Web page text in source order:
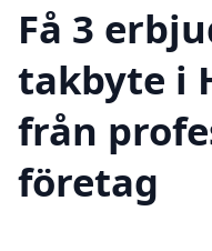
Få 3
takbyte i
från
företag